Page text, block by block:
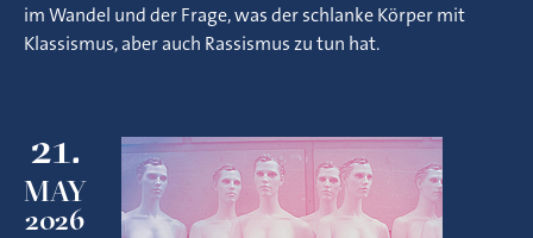
im Wandel und der Frage, was der schlanke Körper mit
Klassismus, aber auch Rassismus zu tun hat.
21.
MAY
2026